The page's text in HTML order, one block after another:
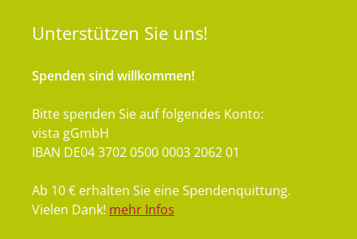
Unterstützen Sie uns!
Spenden sind willkommen!
Bitte spenden Sie auf folgendes Konto:
vista gGmbH
IBAN DE04 3702 0500 0003 2062 01
Ab 10 € erhalten Sie eine Spendenquittung.
Vielen Dank! mehr Infos